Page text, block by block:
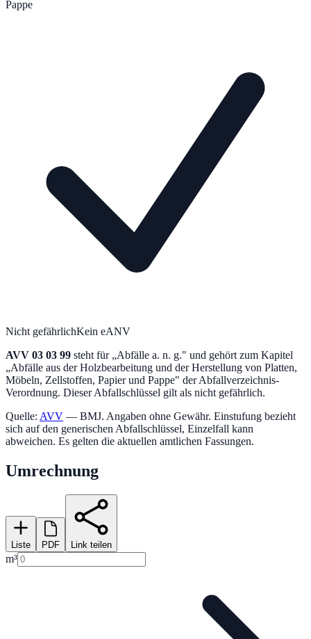
Pappe
Nicht gefährlichKein eANV
AVV 03 03 99 steht für „Abfälle a. n. g." und gehört zum Kapitel
„Abfälle aus der Holzbearbeitung und der Herstellung von Platten,
Möbeln, Zellstoffen, Papier und Pappe" der Abfallverzeichnis-
Verordnung. Dieser Abfallschlüssel gilt als nicht gefährlich.
Quelle: AVV — BMJ. Angaben ohne Gewähr. Einstufung bezieht
sich auf den generischen Abfallschlüssel, Einzelfall kann
abweichen. Es gelten die aktuellen amtlichen Fassungen.
Umrechnung
Liste PDF Link teilen
m³